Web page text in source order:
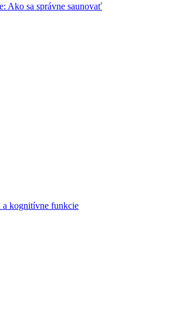
Ako sa správne saunovať
a kognitívne funkcie